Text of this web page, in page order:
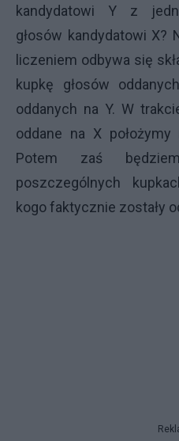
kandydatowi Y z
głosów kandydatowi X?
liczeniem odbywa się
kupkę głosów
oddanych na Y. W
oddane na X
Potem zaś
poszczególnych
kogo faktycznie zostały